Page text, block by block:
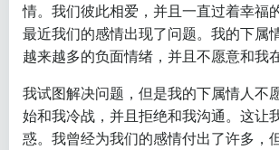
情。我们彼此相爱，并且一直过着幸福
最近我们的感情出现了问题。我的下属
越来越多的负面情绪，并且不愿意和我
我试图解决问题，但是我的下属情人不
始和我冷战，并且拒绝和我沟通。这让
惑。我曾经为我们的感情付出了许多，